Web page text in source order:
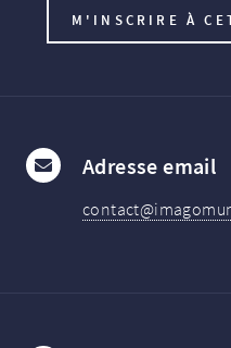
Adresse email